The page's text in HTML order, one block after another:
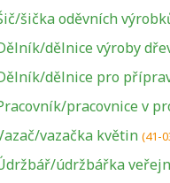
šička oděvních
dělnice výroby
dělnice pro
pracovnice v
vazačka květin (41-
údržbářka